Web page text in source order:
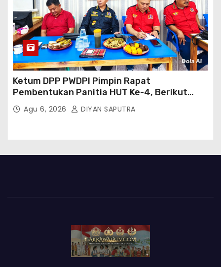
Ketum DPP PWDPI Pimpin Rapat
Pembentukan Panitia HUT Ke-4, Berikut
Susunan Dan Rangkaian Kegiatannya
Agu 6, 2026 DIYAN SAPUTRA